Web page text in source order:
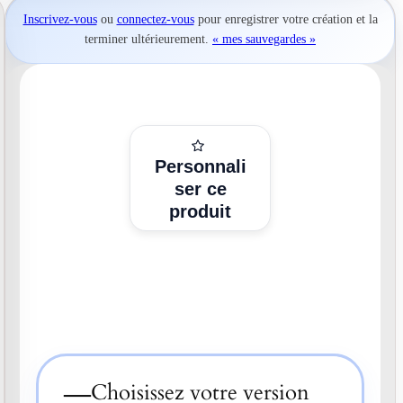
Inscrivez-vousou connectez-vouspour enregistrer votre création et la
terminer ultérieurement. « mes sauvegardes »
Personnali
ser ce
produit
—Choisissez votre version